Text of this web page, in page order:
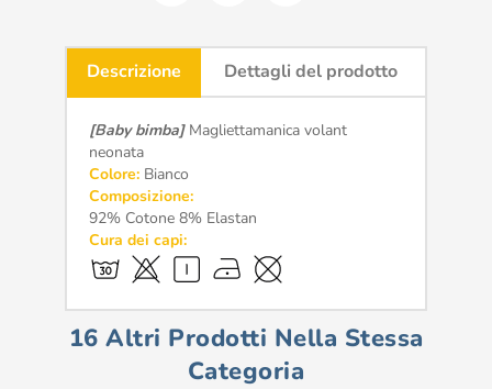
Descrizione Dettagli del prodotto
[Baby bimba] Magliettamanica volant
neonata
Colore: Bianco
Composizione:
92% Cotone 8% Elastan
Cura dei capi:
16 Altri Prodotti Nella Stessa
Categoria